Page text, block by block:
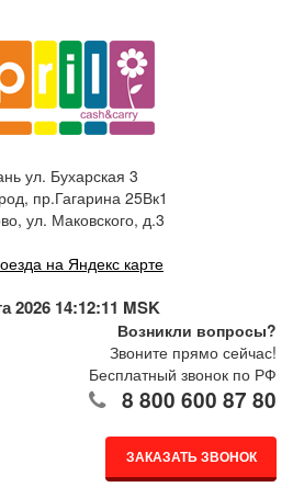
ул. Бухарская 3
пр.Гагарина 25Вк1
ул. Маковского, д.3
на Яндекс карте
2026 14:12:11 MSK
Возникли вопросы?
Звоните прямо сейчас!
Бесплатный звонок по РФ
8 800 600 87 80
ЗАКАЗАТЬ ЗВОНОК